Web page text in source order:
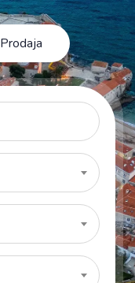
Prodaja